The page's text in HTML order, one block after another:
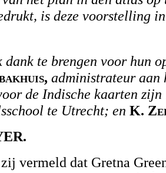
is deze voorstelling
dank te brengen voor hun
administrateur aan
de Indische kaarten
te Utrecht; en K. Z
vermeld dat Gretna